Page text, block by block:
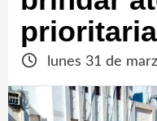
prioritaria
lunes 31 de